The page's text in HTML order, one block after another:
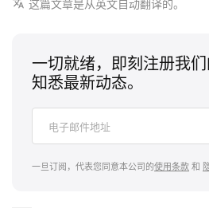
这段故事正是「DUSK 2
对 Harper 来说，篮球是一场
逐，而这组三款配色，则以从
线，勾勒出他从顶级新秀成长
「Daybreak」开启的，是那
这篇文章是从英文自动翻译的。
一切就绪，即刻注册我
知悉最新动态。
一旦订阅，代表您同意本公司的使用条款和